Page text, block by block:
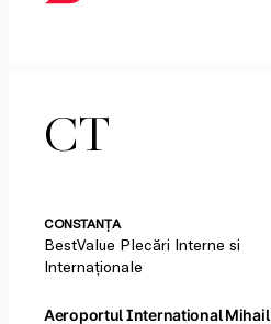
CT
CONSTANȚA
BestValue Plecări Interne si
Internaționale
Aeroportul International Mihail